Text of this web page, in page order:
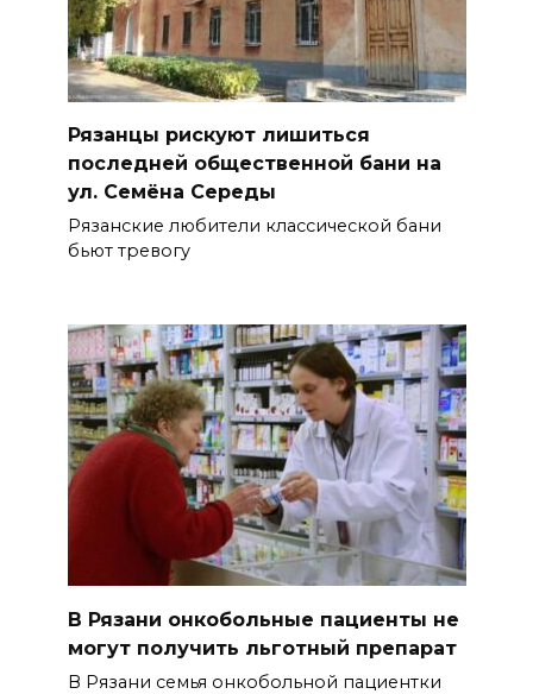
Рязанцы рискуют лишиться
последней общественной бани на
ул. Семёна Середы
Рязанские любители классической бани
бьют тревогу
В Рязани онкобольные пациенты не
могут получить льготный препарат
В Рязани семья онкобольной пациентки